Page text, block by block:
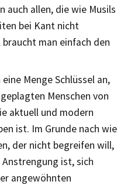
auch allen, die wie Musils
bei Kant nicht
man einfach den
Menge Schlüssel an,
Menschen von
aktuell und modern
ist. Im Grunde nach wie
der nicht begreifen will,
ist, sich
angewöhnten